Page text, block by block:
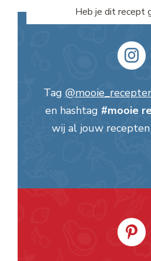
Heb je dit recept
Tag
en hashtag #mooie
wij al jouw recepten